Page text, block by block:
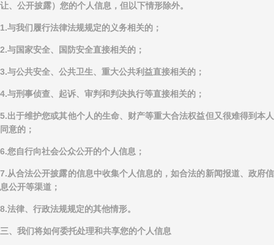
让、公开披露）您的个人信息，但以下情形除外。
1.与我们履行法律法规规定的义务相关的；
2.与国家安全、国防安全直接相关的；
3.与公共安全、公共卫生、重大公共利益直接相关的；
4.与刑事侦查、起诉、审判和判决执行等直接相关的；
5.出于维护您或其他个人的生命、财产等重大合法权益但又很难得到本人
同意的；
6.您自行向社会公众公开的个人信息；
7.从合法公开披露的信息中收集个人信息的，如合法的新闻报道、政府信
息公开等渠道；
8.法律、行政法规规定的其他情形。
三、我们将如何委托处理和共享您的个人信息